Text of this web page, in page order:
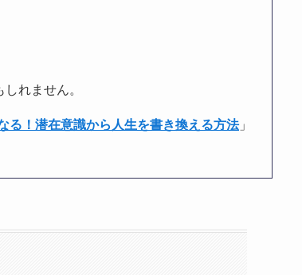
しれません。
る！潜在意識から人生を書き換える方法」